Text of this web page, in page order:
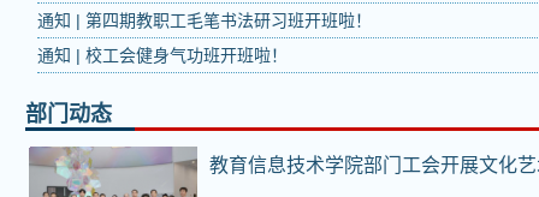
通知 | 第四期教职工毛笔书法研习班开班啦！
通知 | 校工会健身气功班开班啦！
部门动态
教育信息技术学院部门工会开展文化